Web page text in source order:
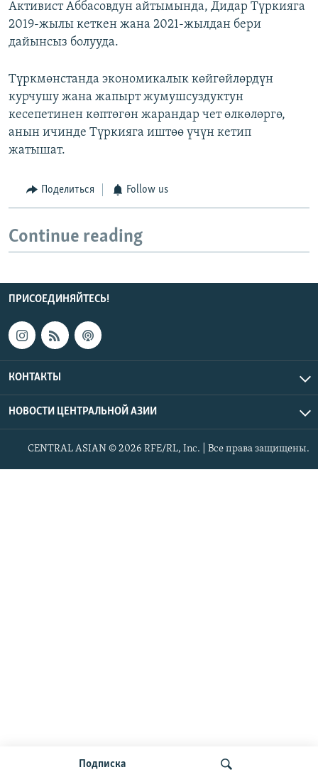
Подписка
Активист Аббасовдун айтымында, Дидар Түркияга
2019-жылы кеткен жана 2021-жылдан бери
дайынсыз болууда.
Түркмөнстанда экономикалык көйгөйлөрдүн
курчушу жана жапырт жумушсуздуктун
кесепетинен көптөгөн жарандар чет өлкөлөргө,
анын ичинде Түркияга иштөө үчүн кетип
жатышат.
Поделиться Follow us
Continue reading
ПРИСОЕДИНЯЙТЕСЬ!
КОНТАКТЫ
НОВОСТИ ЦЕНТРАЛЬНОЙ АЗИИ
CENTRAL ASIAN © 2026 RFE/RL, Inc. | Все права защищены.